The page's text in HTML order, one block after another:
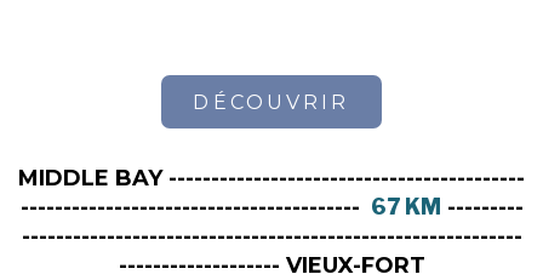
DÉCOUVRIR
MIDDLE BAY ------------------------------------------
---------------------------------------- 67 KM ---------
-----------------------------------------------------------
------------------- VIEUX-FORT